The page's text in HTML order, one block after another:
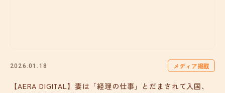
2026.01.18 メディア掲載
【AERA DIGITAL】妻は「経理の仕事」とだまされて入国、